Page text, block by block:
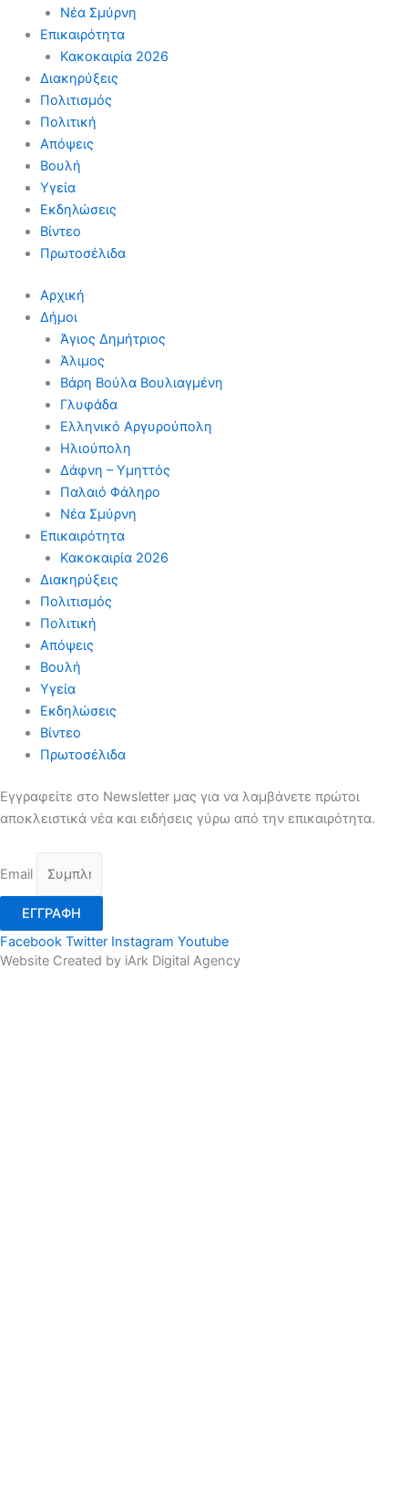
Νέα Σμύρνη
Επικαιρότητα
Κακοκαιρία 2026
Διακηρύξεις
Πολιτισμός
Πολιτική
Απόψεις
Βουλή
Υγεία
Εκδηλώσεις
Βίντεο
Πρωτοσέλιδα
Αρχική
Δήμοι
Άγιος Δημήτριος
Άλιμος
Βάρη Βούλα Βουλιαγμένη
Γλυφάδα
Ελληνικό Αργυρούπολη
Ηλιούπολη
Δάφνη – Υμηττός
Παλαιό Φάληρο
Νέα Σμύρνη
Επικαιρότητα
Κακοκαιρία 2026
Διακηρύξεις
Πολιτισμός
Πολιτική
Απόψεις
Βουλή
Υγεία
Εκδηλώσεις
Βίντεο
Πρωτοσέλιδα
Εγγραφείτε στο Newsletter μας για να λαμβάνετε πρώτοι
αποκλειστικά νέα και ειδήσεις γύρω από την επικαιρότητα.
Email
ΕΓΓΡΑΦΗ
Facebook Twitter Instagram Youtube
Website Created by iArk Digital Agency